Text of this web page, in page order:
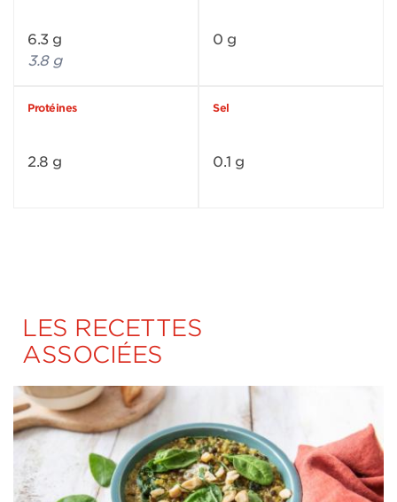
6.3 g
3.8 g
0 g
Protéines
2.8 g
Sel
0.1 g
LES RECETTES
ASSOCIÉES